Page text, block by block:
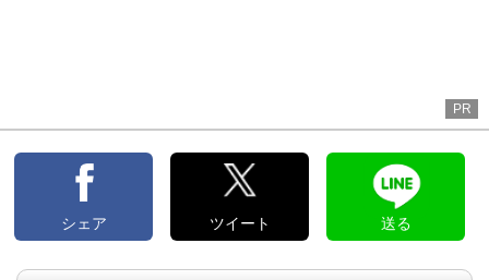
PR
シェア ツイート 送る